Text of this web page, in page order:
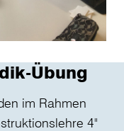
Übung
im Rahmen
4"